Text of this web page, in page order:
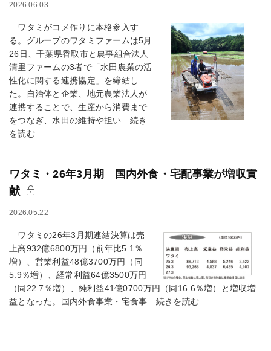
2026.06.03
ワタミがコメ作りに本格参入す
る。グループのワタミファームは5月
26日、千葉県香取市と農事組合法人
清里ファームの3者で「水田農業の活
性化に関する連携協定」を締結し
た。自治体と企業、地元農業法人が
連携することで、生産から消費まで
をつなぎ、水田の維持や担い…続き
を読む
ワタミ・26年3月期 国内外食・宅配事業が増収貢
献
2026.05.22
ワタミの26年3月期連結決算は売
上高932億6800万円（前年比5.1％
増）、営業利益48億3700万円（同
5.9％増）、経常利益64億3500万円
（同22.7％増）、純利益41億0700万円（同16.6％増）と増収増
益となった。国内外食事業・宅食事…続きを読む